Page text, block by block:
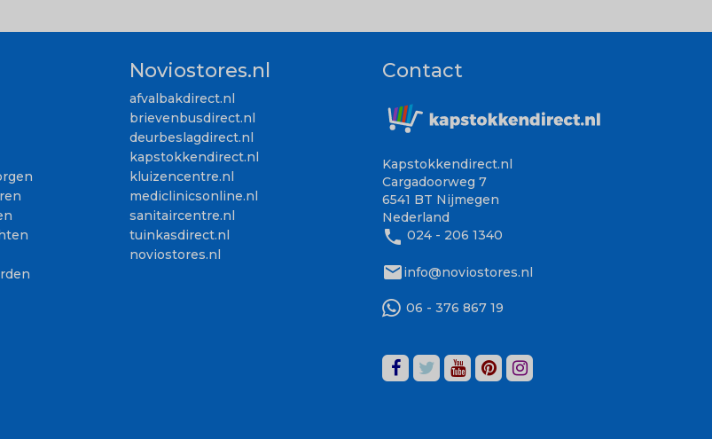
Noviostores.nl
afvalbakdirect.nl
brievenbusdirect.nl
deurbeslagdirect.nl
kapstokkendirect.nl
kluizencentre.nl
mediclinicsonline.nl
sanitaircentre.nl
tuinkasdirect.nl
noviostores.nl
Contact
Kapstokkendirect.nl
Cargadoorweg 7
6541 BT Nijmegen
Nederland
phone 024 - 206 1340
mailinfo@noviostores.nl
06 - 376 867 19